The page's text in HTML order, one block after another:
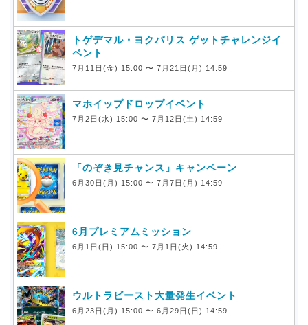
トゲデマル・ヨクバリス ゲットチャレンジイ
ベント
7月11日(金) 15:00 〜 7月21日(月) 14:59
マホイップドロップイベント
7月2日(水) 15:00 〜 7月12日(土) 14:59
「のぞき見チャンス」キャンペーン
6月30日(月) 15:00 〜 7月7日(月) 14:59
6月プレミアムミッション
6月1日(日) 15:00 〜 7月1日(火) 14:59
ウルトラビースト大量発生イベント
6月23日(月) 15:00 〜 6月29日(日) 14:59